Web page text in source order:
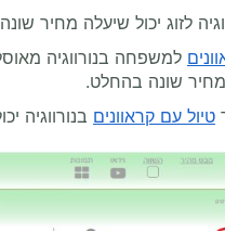
לזוג יכול שיעלה מחיר
למשפחה בנורווגיה
מחיר שונה בהחלט.
טיול עם קראוונים בנורווגיה